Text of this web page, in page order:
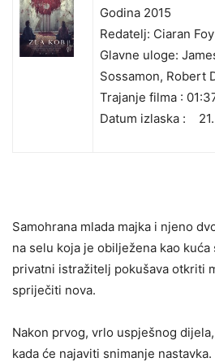
Godina 2015
Redatelj: Ciaran Foy
Glavne uloge:
Sossamon, Robert
Trajanje filma :
Datum izlaska :
Samohrana mlada majka i njeno
na selu koja je obilježena kao
privatni istražitelj pokušava otkriti
spriječiti nova.
Nakon prvog, vrlo uspješnog
kada će najaviti snimanje